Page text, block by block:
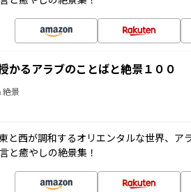
かるアラブのことばと絶景１００
絶景
と西が調和するオリエンタルな世界、ア
と癒やしの絶景集！